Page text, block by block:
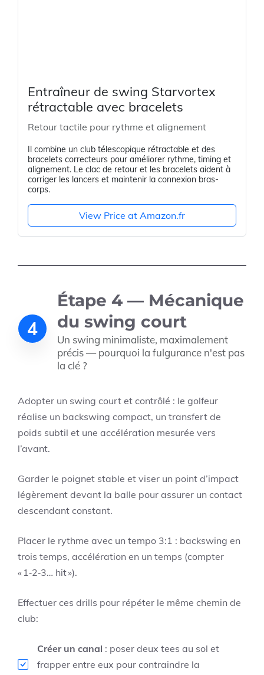
Entraîneur de swing Starvortex
rétractable avec bracelets
Retour tactile pour rythme et alignement
Il combine un club télescopique rétractable et des
bracelets correcteurs pour améliorer rythme, timing et
alignement. Le clac de retour et les bracelets aident à
corriger les lancers et maintenir la connexion bras-
corps.
View Price at Amazon.fr
4
Étape 4 — Mécanique
du swing court
Un swing minimaliste, maximalement
précis — pourquoi la fulgurance n'est pas
la clé ?
Adopter un swing court et contrôlé : le golfeur
réalise un backswing compact, un transfert de
poids subtil et une accélération mesurée vers
l’avant.
Garder le poignet stable et viser un point d’impact
légèrement devant la balle pour assurer un contact
descendant constant.
Placer le rythme avec un tempo 3:1 : backswing en
trois temps, accélération en un temps (compter
« 1‑2‑3… hit »).
Effectuer ces drills pour répéter le même chemin de
club:
Créer un canal : poser deux tees au sol et
frapper entre eux pour contraindre la